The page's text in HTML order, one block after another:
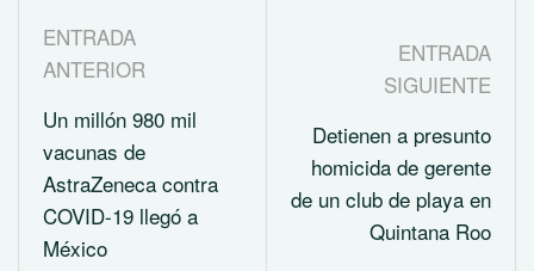
ENTRADA
ANTERIOR
Un millón 980 mil
vacunas de
AstraZeneca contra
COVID-19 llegó a
México
ENTRADA
SIGUIENTE
Detienen a presunto
homicida de gerente
de un club de playa en
Quintana Roo